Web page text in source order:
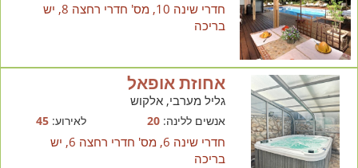
חדרי שינה 10, מס' חדרי רחצה 8, יש
בריכה
אחוזת אופאל
גליל מערבי, אלקוש
אנשים ללינה:20 לאירוע:45
חדרי שינה 6, מס' חדרי רחצה 6, יש
בריכה